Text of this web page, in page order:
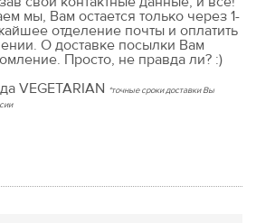
мы, Вам остается только через 1-
отделение почты и оплатить
О доставке посылки Вам
Просто, не правда ли? :)
VEGETARIAN *точные сроки доставки Вы